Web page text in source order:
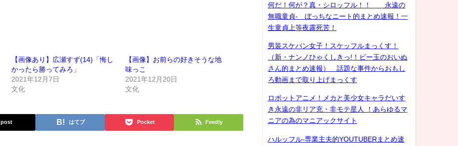
【画像あり】広瀬すず(14)「悔し
かったら勝ってみろ」
2021年12月7日
文化
【画像】お前らの好きそうな地
味っこ
2021年12月20日
文化
post はてブ Pocket Feedly
何だ！何が？真・シロッフル！！ 永遠の
無職童貞- ぼっちなニート的まとめ速報！一
生童貞上等夜露死苦！
男装スケバン女子！スケッフルまっくす！
（新・ナンノひゃくしきっ!！ビー玉のおいぬ
さん的まとめ速報） 話題な事件からおもし
ろ動画まで取り上げまっくす
ロボットアニメ！メカと美少女キャラだいす
き永遠の非リア充・非モテ星人 ！あらゆるマ
ニアの為のマニアックサイト
ハルッフル-専業主夫的YOUTUBERまとめ速